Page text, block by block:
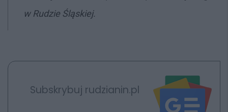
w Rudzie Śląskiej.
Subskrybuj rudzianin.pl